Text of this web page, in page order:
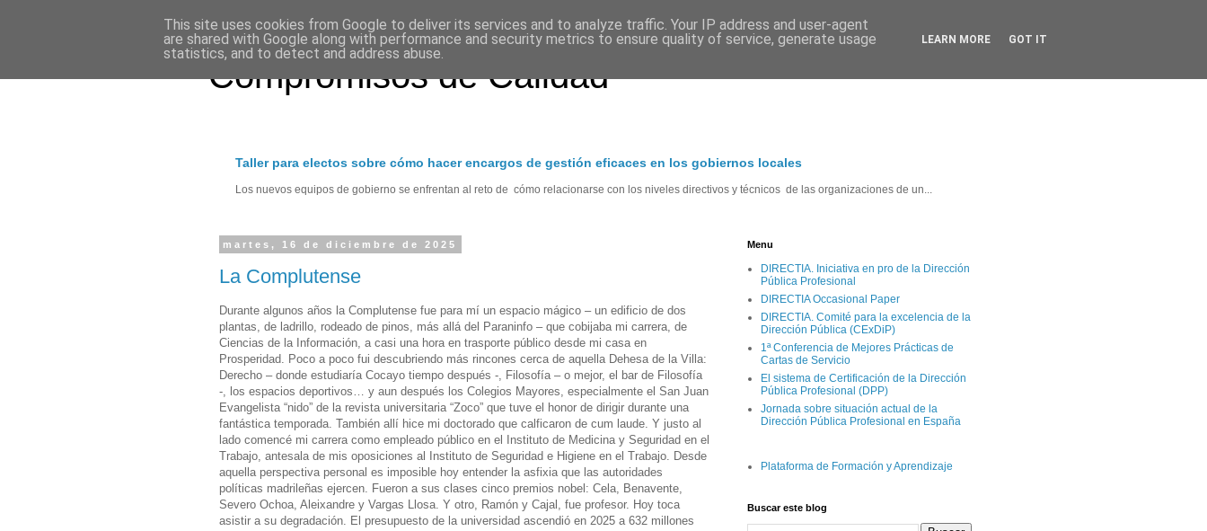
Compromisos de Calidad
Taller para electos sobre cómo hacer encargos de gestión eficaces en los gobiernos locales
Los nuevos equipos de gobierno se enfrentan al reto de cómo relacionarse con los niveles directivos y técnicos de las organizaciones de un...
martes, 16 de diciembre de 2025
La Complutense
Durante algunos años la Complutense fue para mí un espacio mágico – un edificio de dos
plantas, de ladrillo, rodeado de pinos, más allá del Paraninfo – que cobijaba mi carrera, de
Ciencias de la Información, a casi una hora en trasporte público desde mi casa en
Prosperidad. Poco a poco fui descubriendo más rincones cerca de aquella Dehesa de la Villa:
Derecho – donde estudiaría Cocayo tiempo después -, Filosofía – o mejor, el bar de Filosofía
-, los espacios deportivos… y aun después los Colegios Mayores, especialmente el San Juan
Evangelista “nido” de la revista universitaria “Zoco” que tuve el honor de dirigir durante una
fantástica temporada. También allí hice mi doctorado que calficaron de cum laude. Y justo al
lado comencé mi carrera como empleado público en el Instituto de Medicina y Seguridad en el
Trabajo, antesala de mis oposiciones al Instituto de Seguridad e Higiene en el Trabajo. Desde
aquella perspectiva personal es imposible hoy entender la asfixia que las autoridades
políticas madrileñas ejercen. Fueron a sus clases cinco premios nobel: Cela, Benavente,
Severo Ochoa, Aleixandre y Vargas Llosa. Y otro, Ramón y Cajal, fue profesor. Hoy toca
asistir a su degradación. El presupuesto de la universidad ascendió en 2025 a 632 millones
Menu
DIRECTIA. Iniciativa en pro de la Dirección
Pública Profesional
DIRECTIA Occasional Paper
DIRECTIA. Comité para la excelencia de la
Dirección Pública (CExDiP)
1ª Conferencia de Mejores Prácticas de
Cartas de Servicio
El sistema de Certificación de la Dirección
Pública Profesional (DPP)
Jornada sobre situación actual de la
Dirección Pública Profesional en España
Plataforma de Formación y Aprendizaje
Buscar este blog
This site uses cookies from Google to deliver its services and to analyze traffic. Your IP address and user-agent
are shared with Google along with performance and security metrics to ensure quality of service, generate usage
statistics, and to detect and address abuse.
LEARN MORE GOT IT